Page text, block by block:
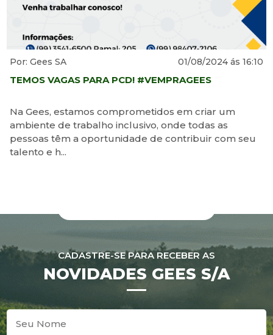
Por: Gees SA 01/08/2024 ás 16:10
TEMOS VAGAS PARA PCD! #VEMPRAGEES
Na Gees, estamos comprometidos em criar um
ambiente de trabalho inclusivo, onde todas as
pessoas têm a oportunidade de contribuir com seu
talento e h...
CADASTRE-SE PARA RECEBER AS
NOVIDADES GEES S/A